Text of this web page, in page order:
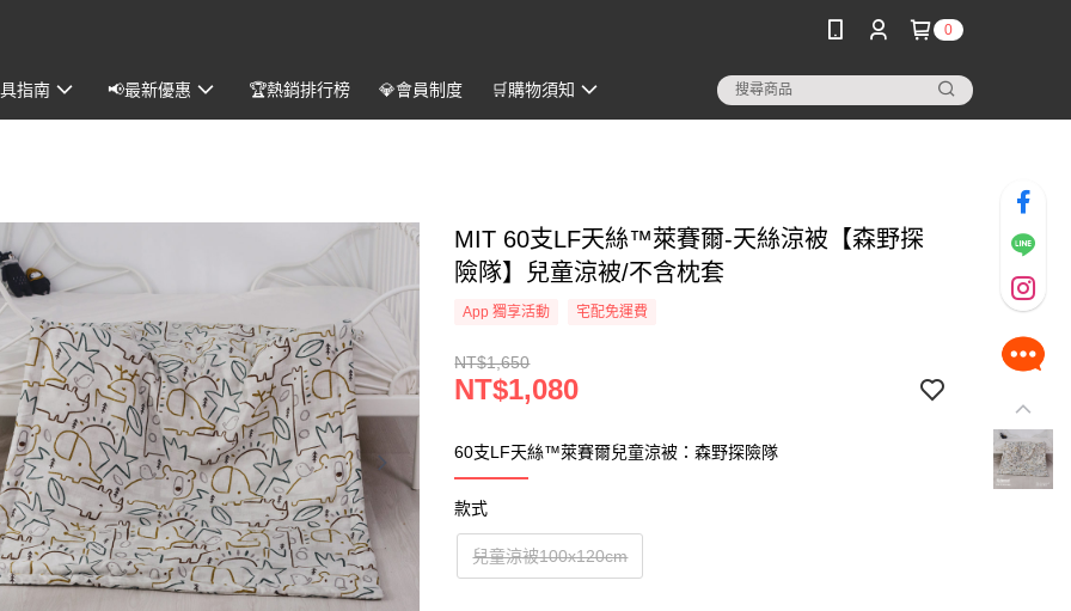
0
指南 📢最新優惠 🏆熱銷排行榜 💎會員制度 🛒購物須知
MIT 60支LF天絲™萊賽爾-天絲涼被【森野探
險隊】兒童涼被/不含枕套
App 獨享活動 宅配免運費
NT$1,650
NT$1,080
60支LF天絲™萊賽爾兒童涼被：森野探險隊
款式
兒童涼被100x120cm